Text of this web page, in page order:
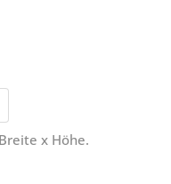
x Höhe.